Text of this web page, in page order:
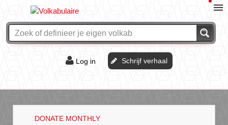
Log in Schrijf verhaal
DONATE MONTHLY